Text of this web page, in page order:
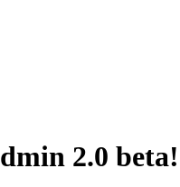
2.0 beta!